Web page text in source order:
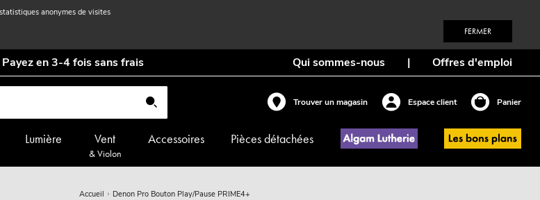
anonymes de visites
FERMER
Payez en 3-4 fois sans frais Qui sommes-nous | Offres d'emploi
Trouver un magasin Espace client Panier
Lumière Vent
& Violon
Accessoires Pièces détachées
Accueil Denon Pro Bouton Play/Pause PRIME4+